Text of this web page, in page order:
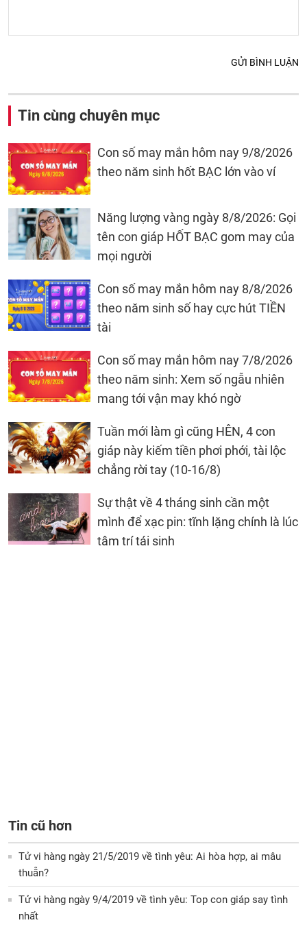
GỬI BÌNH LUẬN
Tin cùng chuyên mục
Con số may mắn hôm nay 9/8/2026
theo năm sinh hốt BẠC lớn vào ví
Năng lượng vàng ngày 8/8/2026: Gọi
tên con giáp HỐT BẠC gom may của
mọi người
Con số may mắn hôm nay 8/8/2026
theo năm sinh số hay cực hút TIỀN
tài
Con số may mắn hôm nay 7/8/2026
theo năm sinh: Xem số ngẫu nhiên
mang tới vận may khó ngờ
Tuần mới làm gì cũng HÊN, 4 con
giáp này kiếm tiền phơi phới, tài lộc
chẳng rời tay (10-16/8)
Sự thật về 4 tháng sinh cần một
mình để xạc pin: tĩnh lặng chính là lúc
tâm trí tái sinh
Tin cũ hơn
Tử vi hàng ngày 21/5/2019 về tình yêu: Ai hòa hợp, ai mâu
thuẫn?
Tử vi hàng ngày 9/4/2019 về tình yêu: Top con giáp say tình
nhất